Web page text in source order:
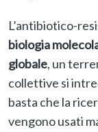
L’antibiotico-
biologia
globale, un
collettive si
basta che la
vengono usati